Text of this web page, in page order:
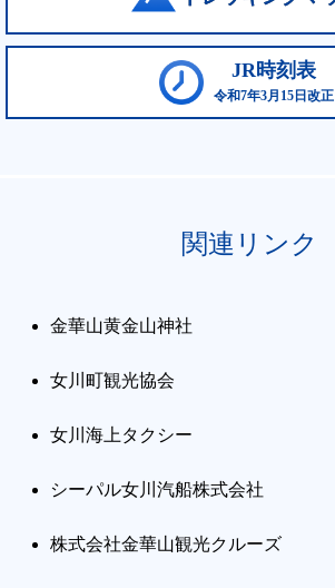
JR時刻表
令和7年3月15日改正
関連リンク
金華山黄金山神社
女川町観光協会
女川海上タクシー
シーパル女川汽船株式会社
株式会社金華山観光クルーズ